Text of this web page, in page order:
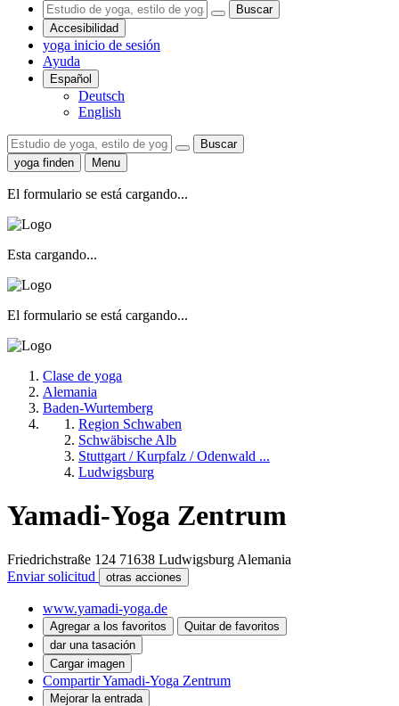
Buscar
Accesibilidad
yoga inicio de sesión
Ayuda
Español
Deutsch
English
Buscar
yoga finden
Menu
El formulario se está cargando...
Esta cargando...
El formulario se está cargando...
Clase de yoga
Alemania
Baden-Wurtemberg
Region Schwaben
Schwäbische Alb
Stuttgart / Kurpfalz / Odenwald ...
Ludwigsburg
Yamadi-Yoga Zentrum
Friedrichstraße 124 71638 Ludwigsburg Alemania
Enviar solicitud
otras acciones
www.yamadi-yoga.de
Agregar a los favoritos
Quitar de favoritos
dar una tasación
Cargar imagen
Compartir Yamadi-Yoga Zentrum
Mejorar la entrada